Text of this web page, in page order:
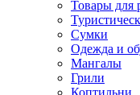
Товары для
Сумки
Одежда и
Мангалы
Грили
Коптильни